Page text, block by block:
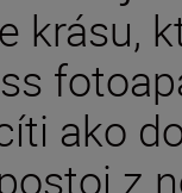
krásu,
ako
z